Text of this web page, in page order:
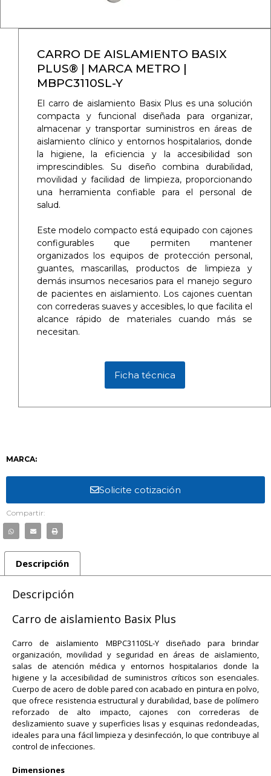
CARRO DE AISLAMIENTO BASIX
PLUS® | MARCA METRO |
MBPC3110SL-Y
El carro de aislamiento Basix Plus es una solución
compacta y funcional diseñada para organizar,
almacenar y transportar suministros en áreas de
aislamiento clínico y entornos hospitalarios, donde
la higiene, la eficiencia y la accesibilidad son
imprescindibles. Su diseño combina durabilidad,
movilidad y facilidad de limpieza, proporcionando
una herramienta confiable para el personal de
salud.
Este modelo compacto está equipado con cajones
configurables que permiten mantener
organizados los equipos de protección personal,
guantes, mascarillas, productos de limpieza y
demás insumos necesarios para el manejo seguro
de pacientes en aislamiento. Los cajones cuentan
con correderas suaves y accesibles, lo que facilita el
alcance rápido de materiales cuando más se
necesitan.
Ficha técnica
MARCA:
Solicite cotización
Compartir:
Descripción
Descripción
Carro de aislamiento Basix Plus
Carro de aislamiento MBPC3110SL-Y diseñado para brindar
organización, movilidad y seguridad en áreas de aislamiento,
salas de atención médica y entornos hospitalarios donde la
higiene y la accesibilidad de suministros críticos son esenciales.
Cuerpo de acero de doble pared con acabado en pintura en polvo,
que ofrece resistencia estructural y durabilidad, base de polímero
reforzado de alto impacto, cajones con correderas de
deslizamiento suave y superficies lisas y esquinas redondeadas,
ideales para una fácil limpieza y desinfección, lo que contribuye al
control de infecciones.
Dimensiones